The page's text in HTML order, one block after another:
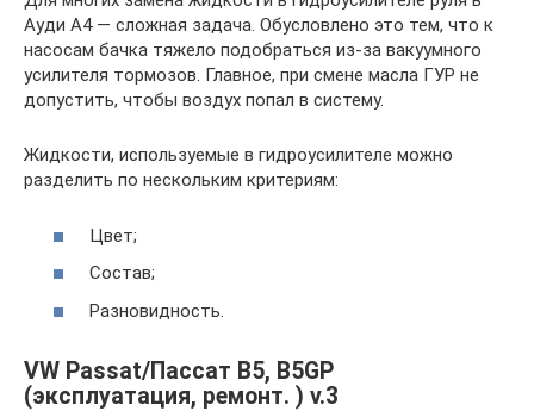
Ауди А4 — сложная задача. Обусловлено это тем, что к
насосам бачка тяжело подобраться из-за вакуумного
усилителя тормозов. Главное, при смене масла ГУР не
допустить, чтобы воздух попал в систему.
Жидкости, используемые в гидроусилителе можно
разделить по нескольким критериям:
Цвет;
Состав;
Разновидность.
VW Passat/Пассат B5, B5GP
(эксплуатация, ремонт. ) v.3